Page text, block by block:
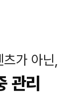
가 아닌,
관리